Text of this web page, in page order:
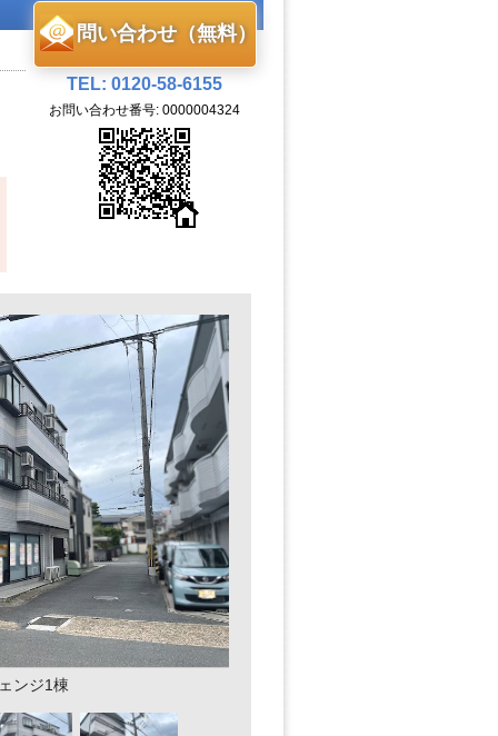
問い合わせ（無料）
TEL: 0120-58-6155
お問い合わせ番号: 0000004324
ンジ1棟